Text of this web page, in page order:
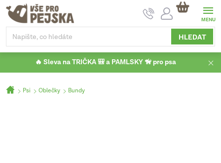
Přejít
obsah
HLEDAT
NÁKUPNÍ
KOŠÍK
🔥 Sleva na TRIČKA 🎒 a PAMLSKY 🦮 pro psa
Domů
Psi Oblečky Bundy